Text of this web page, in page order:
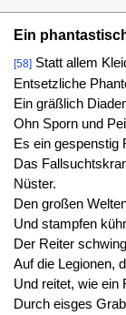
Ein
[58]Statt allem
Entsetzliche
Ein gräßlich
Ohn Sporn und
Es ein gespenstig
Das
Nüster.
Den großen
Und stampfen
Der Reiter
Auf die Legionen,
Und reitet, wie ein
Durch eisges